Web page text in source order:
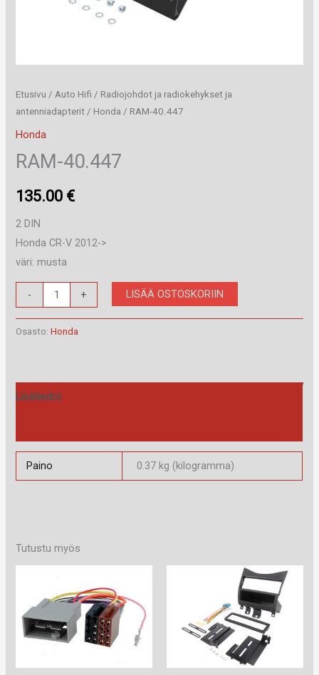
Etusivu / Auto Hifi / Radiojohdot ja radiokehykset ja
antenniadapterit / Honda / RAM-40.447
Honda
RAM-40.447
135.00 €
2 DIN
Honda CR-V 2012->
väri: musta
-
40.447
määrä
+ LISÄÄ OSTOSKORIIN
Osasto:Honda
Lisätiedot
Paino 0.37 kg (kilogramma)
Tutustu myös